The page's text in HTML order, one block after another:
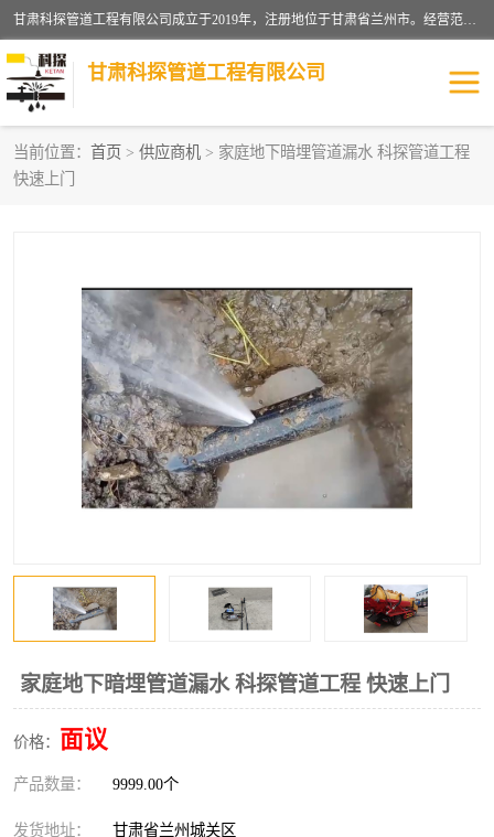
甘肃科探管道工程有限公司成立于2019年，注册地位于甘肃省兰州市。经营范围包括管道安装、清洗、疏通、维修、检测，防水工程，工程钻孔，化粪池清理，暖气安装，给排水管道安装维修，室内外管道如消防、供水、供热管道漏水检测定位，室内外防水堵漏等。
甘肃科探管道工程有限公司
当前位置： 首页 > 供应商机 > 家庭地下暗埋管道漏水 科探管道工程
快速上门
家庭地下暗埋管道漏水 科探管道工程 快速上门
价格： 面议
产品数量： 9999.00个
发货地址： 甘肃省兰州城关区
管道安装维修
供热管道漏水 排水管道漏水
自来水管漏水 管道疏通
高压车疏通清淤